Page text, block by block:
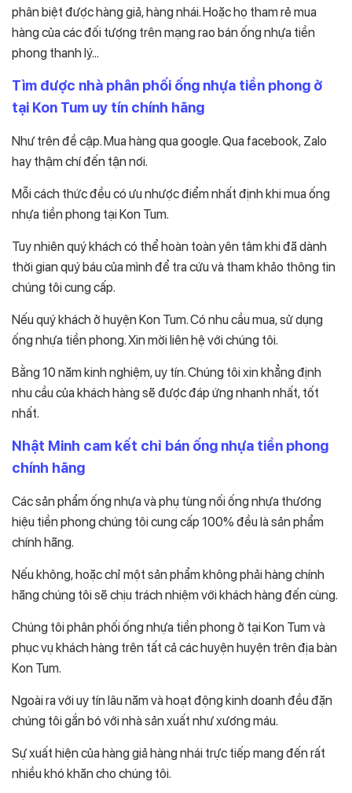
phân biệt được hàng giả, hàng nhái. Hoặc họ tham rẻ mua
hàng của các đối tượng trên mạng rao bán ống nhựa tiền
phong thanh lý…
Tìm được nhà phân phối ống nhựa tiền phong ở
tại Kon Tum uy tín chính hãng
Như trên đề cập. Mua hàng qua google. Qua facebook, Zalo
hay thậm chí đến tận nơi.
Mỗi cách thức đều có ưu nhược điểm nhất định khi mua ống
nhựa tiền phong tại Kon Tum.
Tuy nhiên quý khách có thể hoàn toàn yên tâm khi đã dành
thời gian quý báu của mình để tra cứu và tham khảo thông tin
chúng tôi cung cấp.
Nếu quý khách ở huyện Kon Tum. Có nhu cầu mua, sử dụng
ống nhựa tiền phong. Xin mời liên hệ với chúng tôi.
Bằng 10 năm kinh nghiệm, uy tín. Chúng tôi xin khẳng định
nhu cầu của khách hàng sẽ được đáp ứng nhanh nhất, tốt
nhất.
Nhật Minh cam kết chỉ bán ống nhựa tiền phong
chính hãng
Các sản phẩm ống nhựa và phụ tùng nối ống nhựa thương
hiệu tiền phong chúng tôi cung cấp 100% đều là sản phẩm
chính hãng.
Nếu không, hoặc chỉ một sản phẩm không phải hàng chính
hãng chúng tôi sẽ chịu trách nhiệm với khách hàng đến cùng.
Chúng tôi phân phối ống nhựa tiền phong ở tại Kon Tum và
phục vụ khách hàng trên tất cả các huyện huyện trên địa bàn
Kon Tum.
Ngoài ra với uy tín lâu năm và hoạt động kinh doanh đều đặn
chúng tôi gắn bó với nhà sản xuất như xương máu.
Sự xuất hiện của hàng giả hàng nhái trực tiếp mang đến rất
nhiều khó khăn cho chúng tôi.